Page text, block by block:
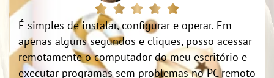
É simples de instalar, configurar e operar. Em
apenas alguns segundos e cliques, posso acessar
remotamente o computador do meu escritório e
executar programas sem problemas no PC remoto